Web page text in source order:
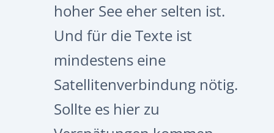
hoher See eher selten ist.
Und für die Texte ist
mindestens eine
Satellitenverbindung nötig.
Sollte es hier zu